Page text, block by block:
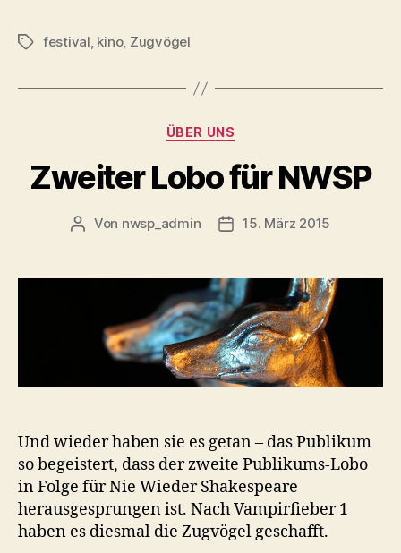
Schlagwörter
festival, kino, Zugvögel
Kategorien
ÜBER UNS
Zweiter Lobo für NWSP
Beitragsautor
Von nwsp_admin Beitragsdatum
15. März 2015
Und wieder haben sie es getan – das Publikum
so begeistert, dass der zweite Publikums-Lobo
in Folge für Nie Wieder Shakespeare
herausgesprungen ist. Nach Vampirfieber 1
haben es diesmal die Zugvögel geschafft.